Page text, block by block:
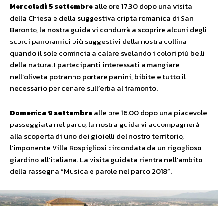
Mercoledì 5 settembrealle ore 17.30 dopo una visita
della Chiesa e della suggestiva cripta romanica di San
Baronto, la nostra guida vi condurrà a scoprire alcuni degli
scorci panoramici più suggestivi della nostra collina
quando il sole comincia a calare svelando i colori più belli
della natura. I partecipanti interessati a mangiare
nell’oliveta potranno portare panini, bibite e tutto il
necessario per cenare sull’erba al tramonto.
Domenica 9 settembrealle ore 16.00 dopo una piacevole
passeggiata nel parco, la nostra guida vi accompagnerà
alla scoperta di uno dei gioielli del nostro territorio,
l’imponente Villa Rospigliosi circondata da un rigoglioso
giardino all’italiana. La visita guidata rientra nell’ambito
della rassegna “Musica e parole nel parco 2018”.